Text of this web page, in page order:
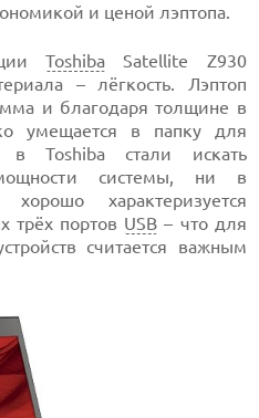
и ценой лэптопа.
Toshiba Satellite Z930
– лёгкость. Лэптоп
и благодаря толщине в
умещается в папку для
Toshiba стали искать
системы, ни в
характеризуется
трёх портов USB – что для
считается важным